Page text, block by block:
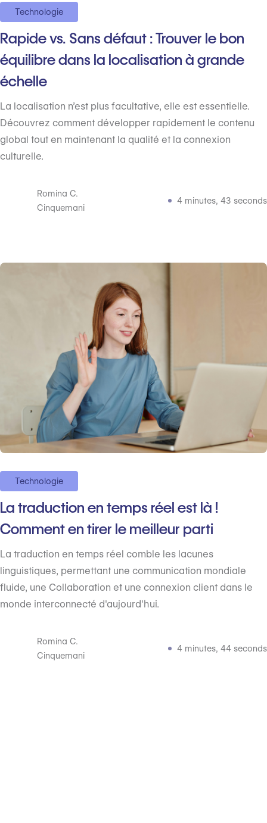
Technologie
Rapide vs. Sans défaut : Trouver le bon
équilibre dans la localisation à grande
échelle
La localisation n’est plus facultative, elle est essentielle.
Découvrez comment développer rapidement le contenu
global tout en maintenant la qualité et la connexion
culturelle.
Romina C.
Cinquemani
4 minutes, 43 seconds
Technologie
La traduction en temps réel est là !
Comment en tirer le meilleur parti
La traduction en temps réel comble les lacunes
linguistiques, permettant une communication mondiale
fluide, une Collaboration et une connexion client dans le
monde interconnecté d'aujourd'hui.
Romina C.
Cinquemani
4 minutes, 44 seconds